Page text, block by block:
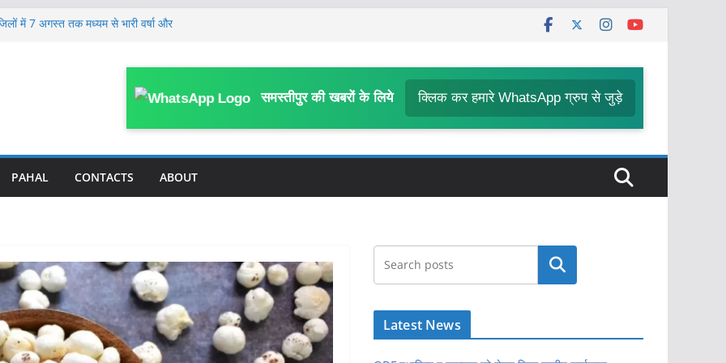
में 7 अगस्त तक मध्यम से भारी वर्षा और
FIR; काम में बाधा, आउटसोर्सिंग कर्मियों से
संदेहास्पद परिस्थिति में मौ’त, संस्कृत विषय से
समस्तीपुर की खबरों के लिये क्लिक कर हमारे WhatsApp ग्रुप से जुड़े
PAHAL CONTACTS ABOUT
खोजें
Latest News